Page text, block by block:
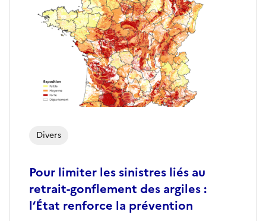
Pour limiter les sinistres liés au
retrait-gonflement des argiles :
l’État renforce la prévention
Divers